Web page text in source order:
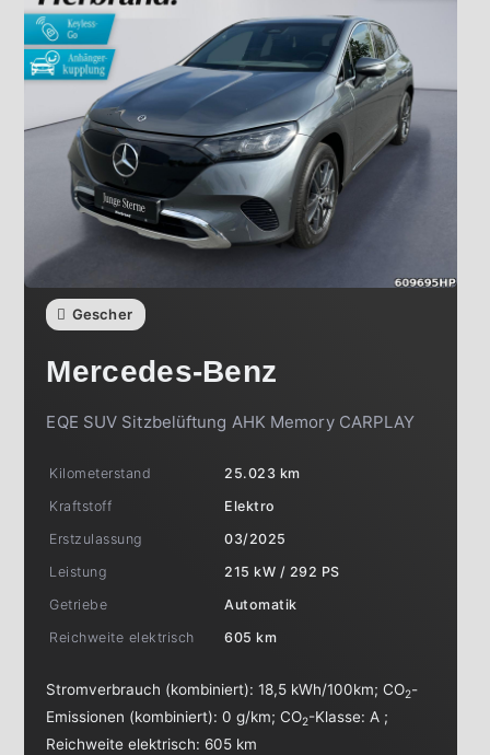
Gescher
Mercedes-Benz
EQE SUV Sitzbelüftung AHK Memory CARPLAY
Kilometerstand
25.023 km
Kraftstoff
Elektro
Erstzulassung
03/2025
Leistung
215 kW / 292 PS
Getriebe
Automatik
Reichweite elektrisch
605 km
Stromverbrauch (kombiniert):18,5 kWh/100km;CO2-
Emissionen (kombiniert):0 g/km;CO2-Klasse:A ;
Reichweite elektrisch: 605 km